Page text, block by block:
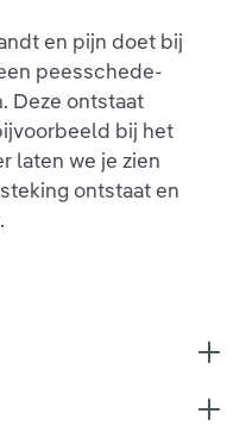
en pijn doet bij
peesschede-
Deze ontstaat
bij het
laten we je zien
ontstaat en